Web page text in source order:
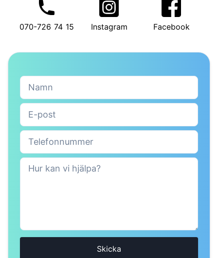
070-726 74 15 Instagram Facebook
Skicka